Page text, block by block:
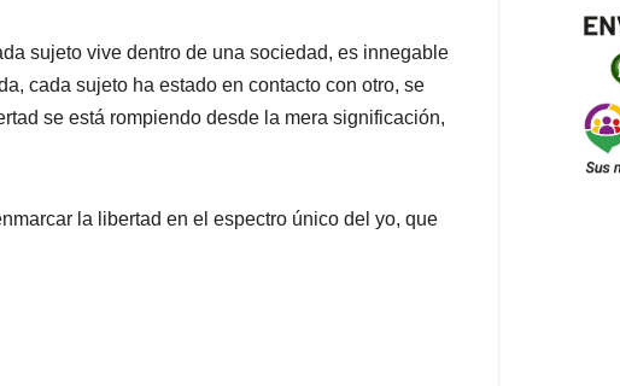
sujeto vive dentro de una sociedad, es innegable
cada sujeto ha estado en contacto con otro, se
se está rompiendo desde la mera significación,
la libertad en el espectro único del yo, que